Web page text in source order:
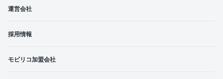
運営会社
採用情報
モビリコ加盟会社